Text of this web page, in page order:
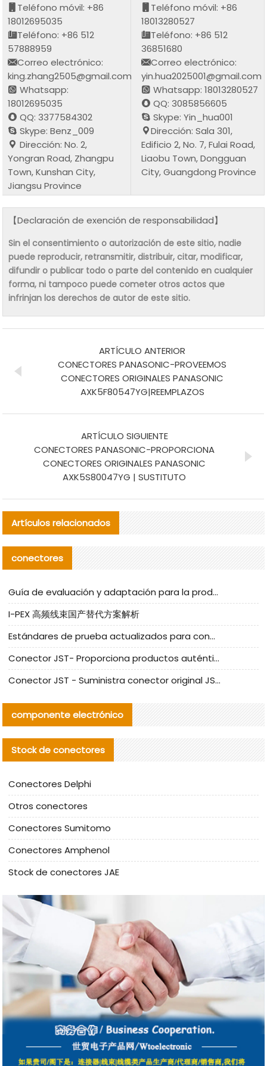
Teléfono móvil: +86
18012695035
Teléfono: +86 512
57888959
Correo electrónico:
king.zhang2505@gmail.com
Whatsapp:
18012695035
QQ: 3377584302
Skype: Benz_009
Dirección: No. 2,
Yongran Road, Zhangpu
Town, Kunshan City,
Jiangsu Province
Teléfono móvil: +86
18013280527
Teléfono: +86 512
36851680
Correo electrónico:
yin.hua2025001@gmail.com
Whatsapp: 18013280527
QQ: 3085856605
Skype: Yin_hua001
Dirección: Sala 301,
Edificio 2, No. 7, Fulai Road,
Liaobu Town, Dongguan
City, Guangdong Province
【Declaración de exención de responsabilidad】
Sin el consentimiento o autorización de este sitio, nadie
puede reproducir, retransmitir, distribuir, citar, modificar,
difundir o publicar todo o parte del contenido en cualquier
forma, ni tampoco puede cometer otros actos que
infrinjan los derechos de autor de este sitio.
ARTÍCULO ANTERIOR
CONECTORES PANASONIC-PROVEEMOS
CONECTORES ORIGINALES PANASONIC
AXK5F80547YG|REEMPLAZOS
ARTÍCULO SIGUIENTE
CONECTORES PANASONIC-PROPORCIONA
CONECTORES ORIGINALES PANASONIC
AXK5S80047YG | SUSTITUTO
Artículos relacionados
conectores
Guía de evaluación y adaptación para la producción en serie de componentes de cables nacionales para CNC Tech
I-PEX 高频线束国产替代方案解析
Estándares de prueba actualizados para conectores nacionales bajo la referencia de CLIFF
Conector JST- Proporciona productos auténticos y alternativos del conector JST NSHR-02V-S
Conector JST - Suministra conector original JST GHR-09V-S | productos alternativos
componente electrónico
Stock de conectores
Conectores Delphi
Otros conectores
Conectores Sumitomo
Conectores Amphenol
Stock de conectores JAE